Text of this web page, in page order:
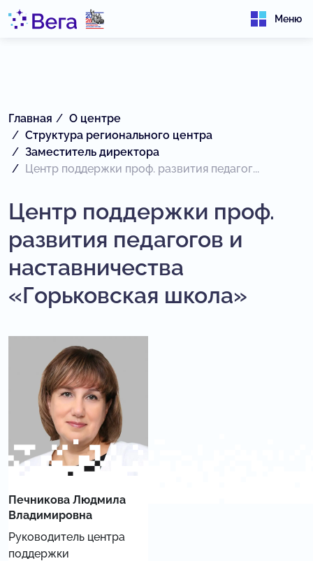
Меню
Главная
О центре
Структура регионального центра
Заместитель директора
Центр поддержки проф. развития педагог...
Центр поддержки проф.
развития педагогов и
наставничества
«Горьковская школа»
Печникова Людмила
Владимировна
Руководитель центра
поддержки